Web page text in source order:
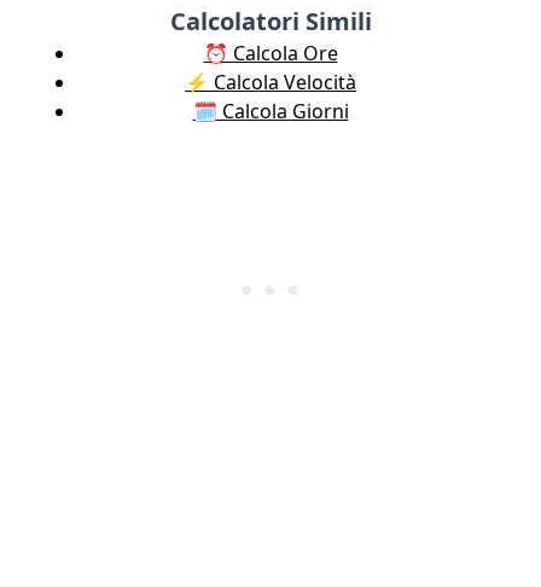
Calcolatori Simili
⏰ Calcola Ore
⚡️ Calcola Velocità
🗓️ Calcola Giorni